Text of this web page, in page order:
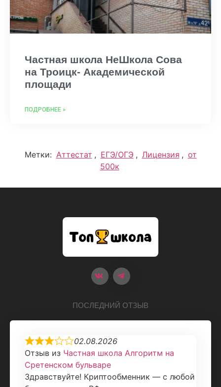
Частная школа НеШкола Сова
на Троицк- Академической
площади
ПОДРОБНЕЕ »
Метки: Аттестат , ЕГЭ/ОГЭ , Лицензия , от
500к
ПОСЛЕДНИЙ ОТЗЫВ
02.08.2026
Отзыв из Частная школа Алгоритм на
Сретенском бульваре
Здравствуйте! Криптообменник — с любой